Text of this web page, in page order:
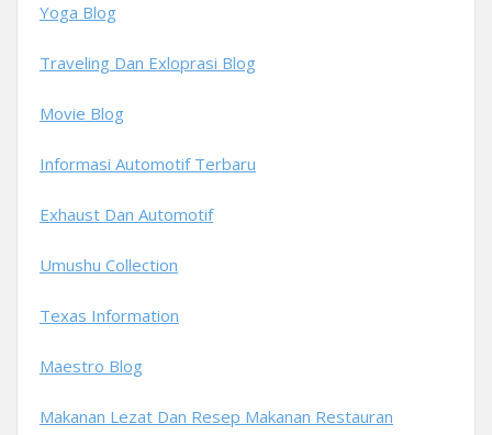
Yoga Blog
Traveling Dan Exloprasi Blog
Movie Blog
Informasi Automotif Terbaru
Exhaust Dan Automotif
Umushu Collection
Texas Information
Maestro Blog
Makanan Lezat Dan Resep Makanan Restauran